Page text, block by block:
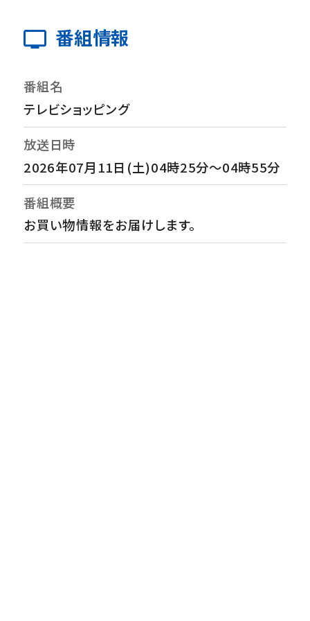
番組情報
番組名
テレビショッピング
放送日時
2026年07月11日(土)04時25分～04時55分
番組概要
お買い物情報をお届けします。